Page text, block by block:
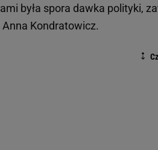
była spora dawka polityki,
Anna Kondratowicz.